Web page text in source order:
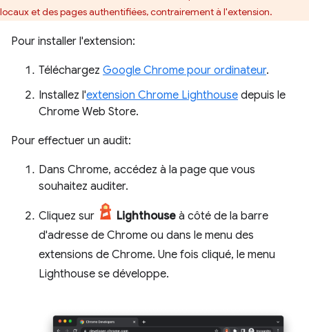
locaux et des pages authentifiées, contrairement à l'extension.
Pour installer l'extension:
Téléchargez Google Chrome pour ordinateur.
Installez l'extension Chrome Lighthouse depuis le
Chrome Web Store.
Pour effectuer un audit:
Dans Chrome, accédez à la page que vous
souhaitez auditer.
Cliquez sur Lighthouse à côté de la barre
d'adresse de Chrome ou dans le menu des
extensions de Chrome. Une fois cliqué, le menu
Lighthouse se développe.